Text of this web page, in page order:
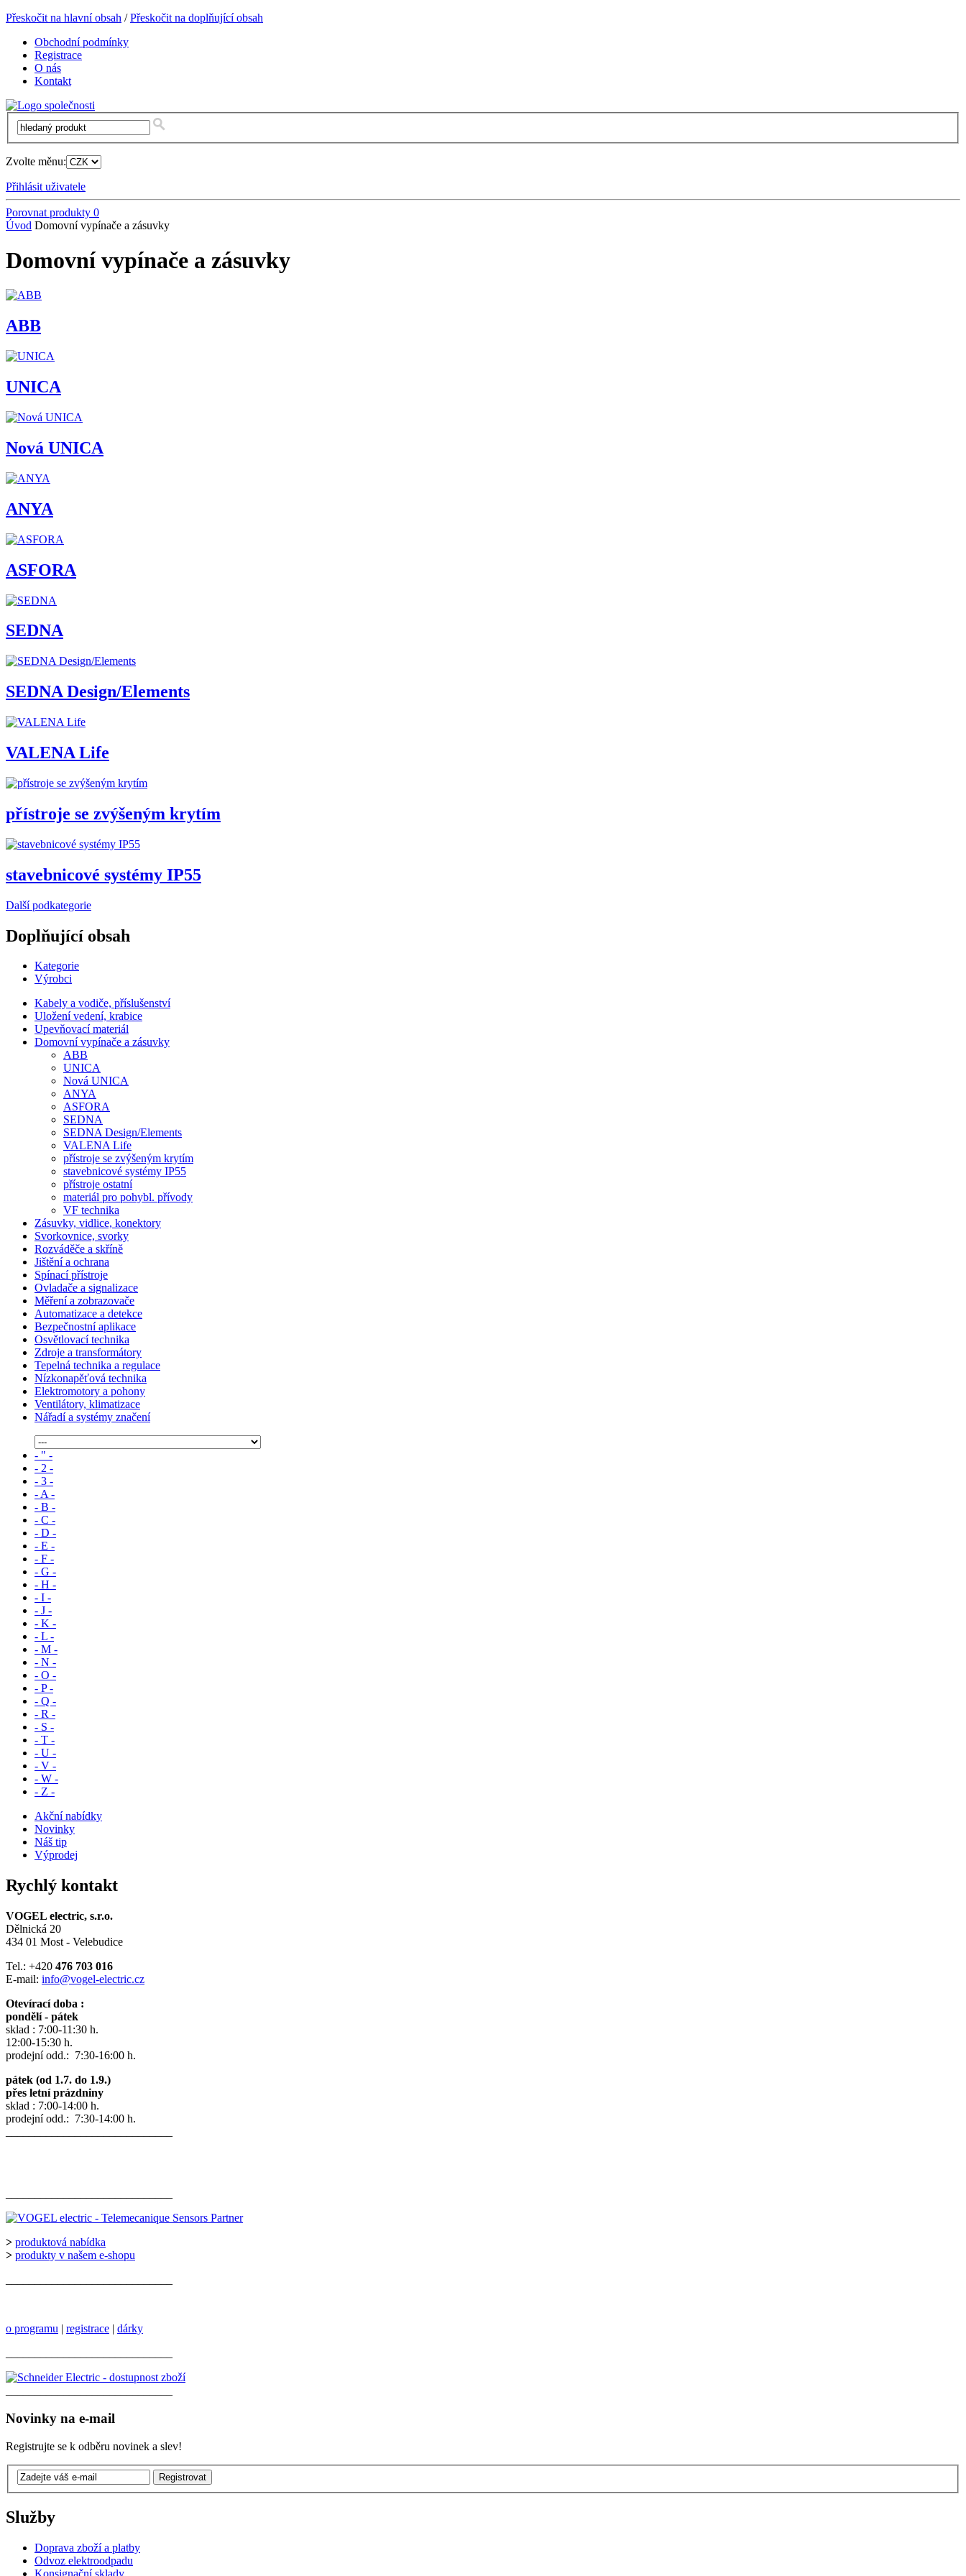
Přeskočit na hlavní obsah /Přeskočit na doplňující obsah
Obchodní podmínky
Registrace
O nás
Kontakt
Zvolte měnu:
Přihlásit uživatele
Porovnat produkty 0
Úvod Domovní vypínače a zásuvky
Domovní vypínače a zásuvky
ABB
UNICA
Nová UNICA
ANYA
ASFORA
SEDNA
SEDNA Design/Elements
VALENA Life
přístroje se zvýšeným krytím
stavebnicové systémy IP55
Další podkategorie
Doplňující obsah
Kategorie
Výrobci
Kabely a vodiče, příslušenství
Uložení vedení, krabice
Upevňovací materiál
Domovní vypínače a zásuvky
ABB
UNICA
Nová UNICA
ANYA
ASFORA
SEDNA
SEDNA Design/Elements
VALENA Life
přístroje se zvýšeným krytím
stavebnicové systémy IP55
přístroje ostatní
materiál pro pohybl. přívody
VF technika
Zásuvky, vidlice, konektory
Svorkovnice, svorky
Rozváděče a skříně
Jištění a ochrana
Spínací přístroje
Ovladače a signalizace
Měření a zobrazovače
Automatizace a detekce
Bezpečnostní aplikace
Osvětlovací technika
Zdroje a transformátory
Tepelná technika a regulace
Nízkonapěťová technika
Elektromotory a pohony
Ventilátory, klimatizace
Nářadí a systémy značení
- " -
- 2 -
- 3 -
- A -
- B -
- C -
- D -
- E -
- F -
- G -
- H -
- I -
- J -
- K -
- L -
- M -
- N -
- O -
- P -
- Q -
- R -
- S -
- T -
- U -
- V -
- W -
- Z -
Akční nabídky
Novinky
Náš tip
Výprodej
Rychlý kontakt
VOGEL electric, s.r.o.
Dělnická 20
434 01 Most - Velebudice
Tel.: +420 476 703 016
E-mail: info@vogel-electric.cz
Otevírací doba :
pondělí - pátek
sklad : 7:00-11:30 h.
12:00-15:30 h.
prodejní odd.: 7:30-16:00 h.
pátek (od 1.7. do 1.9.)
přes letní prázdniny
sklad : 7:00-14:00 h.
prodejní odd.: 7:30-14:00 h.
> produktová nabídka
> produkty v našem e-shopu
o programu | registrace | dárky
Novinky na e-mail
Registrujte se k odběru novinek a slev!
Služby
Doprava zboží a platby
Odvoz elektroodpadu
Konsignační sklady